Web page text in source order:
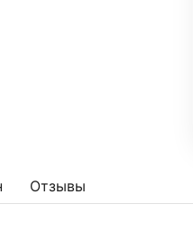
Отзывы